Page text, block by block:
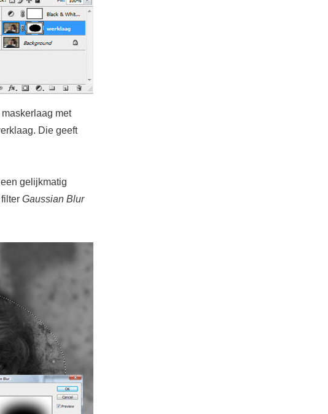
met
Die geeft
gelijkmatig
Gaussian Blur